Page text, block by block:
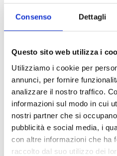
Consenso Dettagli
Questo sito web utilizza i
Utilizziamo i cookie per
annunci, per fornire
analizzare il nostro traffico.
informazioni sul modo in cui
nostri partner che si
pubblicità e social media, i
con altre informazioni che ha
raccolto dal suo utilizzo dei